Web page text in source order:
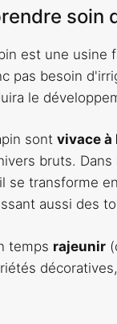
soin
est une usine
pas besoin
le
sont vivace à
bruts.
se transforme
aussi des
temps rajeunir